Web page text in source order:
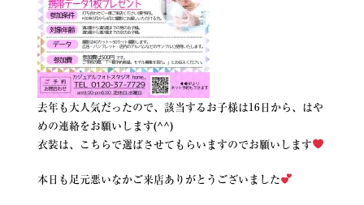
去年も大人気だったので、該当するお子様は16日から、はや
めの連絡をお願いします(^^)
衣装は、こちらで選ばさせてもらいますのでお願いします
本日も足元悪いなかご来店ありがとうございました